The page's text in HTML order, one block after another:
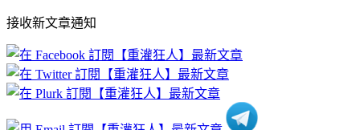
文
章
分
類
接收新文章通知